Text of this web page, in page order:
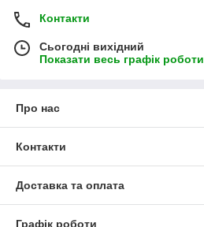
Контакти
Сьогодні вихідний
Показати весь графік роботи
Про нас
Контакти
Доставка та оплата
Графік роботи